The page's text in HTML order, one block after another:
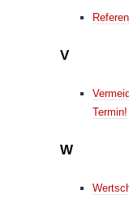
V
Termin!
W